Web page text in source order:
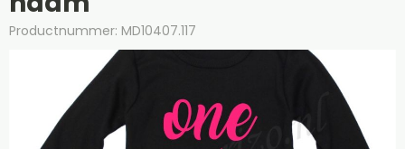
Productnummer: MD10407.117